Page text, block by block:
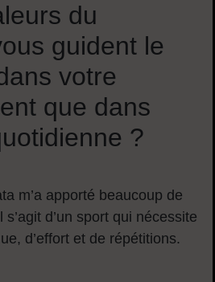
du
guident le
votre
que dans
?
m’a apporté beaucoup de
d’un sport qui nécessite
d’effort et de répétitions.